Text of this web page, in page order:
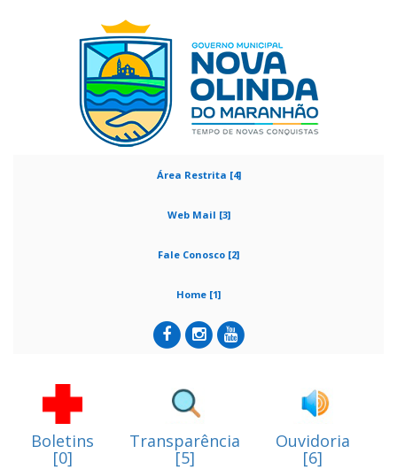
Área Restrita [4]
Web Mail [3]
Fale Conosco [2]
Home [1]
Boletins
[0]
Transparência
[5]
Ouvidoria
[6]